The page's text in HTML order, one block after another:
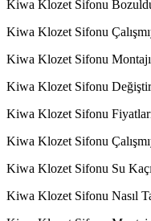
Kiwa Klozet Sifonu
Kiwa Klozet Sifonu
Kiwa Klozet Sifonu
Kiwa Klozet Sifonu
Kiwa Klozet Sifonu
Kiwa Klozet Sifonu
Kiwa Klozet Sifonu Su
Kiwa Klozet Sifonu Nasıl